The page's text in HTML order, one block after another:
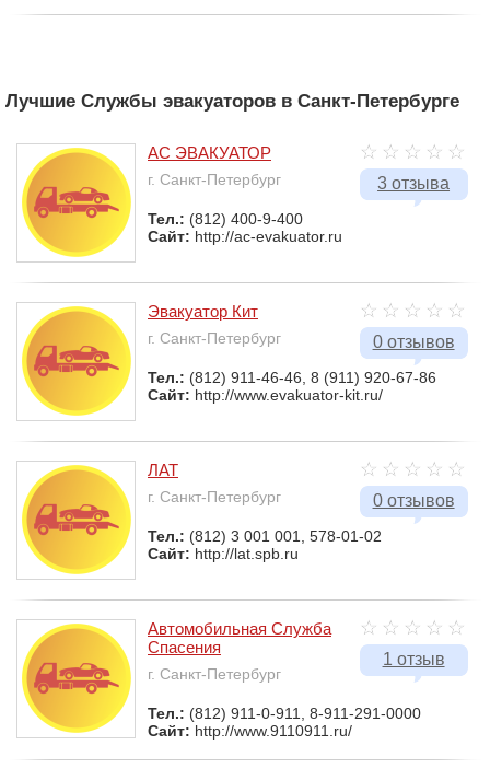
Лучшие Службы эвакуаторов в Санкт-Петербурге
3 отзыва
АС ЭВАКУАТОР
г. Санкт-Петербург
Тел.: (812) 400-9-400
Сайт: http://ac-evakuator.ru
0 отзывов
Эвакуатор Кит
г. Санкт-Петербург
Тел.: (812) 911-46-46, 8 (911) 920-67-86
Сайт: http://www.evakuator-kit.ru/
0 отзывов
ЛАТ
г. Санкт-Петербург
Тел.: (812) 3 001 001, 578-01-02
Сайт: http://lat.spb.ru
1 отзыв
Автомобильная Служба
Спасения
г. Санкт-Петербург
Тел.: (812) 911-0-911, 8-911-291-0000
Сайт: http://www.9110911.ru/